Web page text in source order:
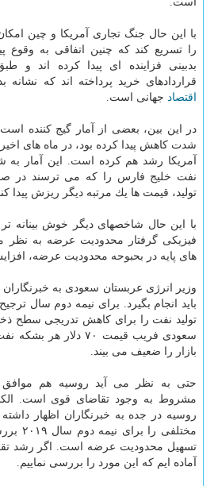
با این حال جنگ تجاری آمریكا و چین
را تسریع كند كه چنین اتفاقی به وقوع
بدبینی فزاینده ای پیدا كرده اند و
قراردادهای خرید پرداخته اند كه نشانه
اقتصاد جهانی است.
در این بین، بعضی از آمار گیج كننده
شدت كاهش پیدا كرده بود، در ماه های اخیر
آمریكا رشد هم كرده است. این آمار به
نفت خلیج فارس را كه می ترسند در
تولید، قیمت ها یك مرتبه دیگر ریزش پیدا
با این حال شاخصهای دیگر خوش بینانه تر
فیزیكی گرفتار محدودیت عرضه به
های پایه در بحبوحه محدودیت عرضه،
وزیر انرژی عربستان سعودی به
باید انجام بگیرد. برای نیمه دوم سال
تولید نفت را برای كاهش تدریجی سطح
سعودی فریب قیمت ۷۰
بازار را ضعیف می بیند.
حتی به نظر می آید روسیه هم موافق
مشروط به وجود تقاضای قوی است.
روسیه در جده به خبرنگاران اظهار
تسهیل محدودیت عرضه است. اگر رشد
آماده ایم كه این مورد را بررسی نماییم.